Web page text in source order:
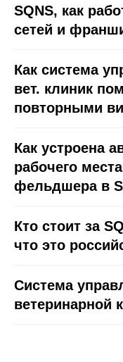
SQNS, как
сетей и
Как система
вет. клиник
повторными
Как устроена
рабочего
фельдшера в
Кто стоит за
что это
Система
ветеринарной